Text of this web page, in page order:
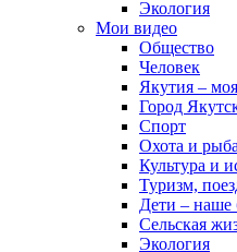
Экология
Мои видео
Общество
Человек
Якутия –
Город
Спорт
Охота и
Культура и
Туризм,
Дети – наше
Сельская
Экология